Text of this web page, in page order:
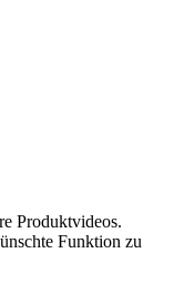
Produktvideos.
Funktion zu